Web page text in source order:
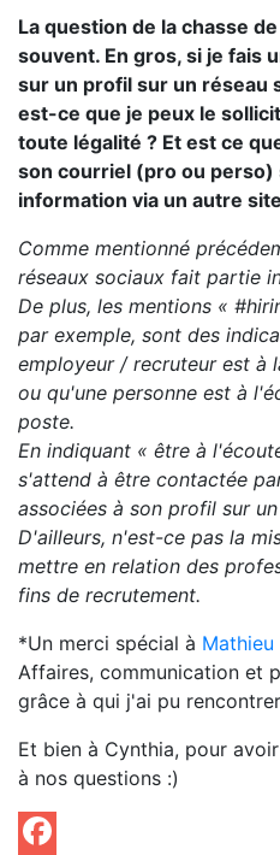
La question de la chasse
souvent. En gros, si je fais
sur un profil sur un réseau
est-ce que je peux le
toute légalité ? Et est ce
son courriel (pro ou
information via un autre
Comme mentionné
réseaux sociaux fait partie
De plus, les mentions «
par exemple, sont des
employeur / recruteur est à
ou qu'une personne est à
poste.
En indiquant « être à
s'attend à être contactée
associées à son profil sur
D'ailleurs, n'est-ce pas la
mettre en relation des
fins de recrutement.
*Un merci spécial à Mathieu
Affaires, communication et
grâce à qui j'ai pu
Et bien à Cynthia, pour
à nos questions :)